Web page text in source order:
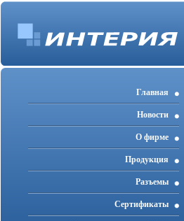
Главная
Новости
О фирме
Продукция
Разъемы
Cертификаты